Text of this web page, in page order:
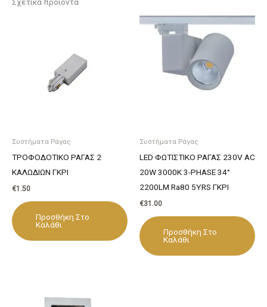
Συστήματα Ράγας
ΤΡΟΦΟΔΟΤΙΚΟ ΡΑΓΑΣ 2
ΚΑΛΩΔΙΩΝ ΓΚΡΙ
€1.50
Προσθήκη Στο
Καλάθι
Συστήματα Ράγας
LED ΦΩΤΙΣΤΙΚΟ ΡΑΓΑΣ 230V AC
20W 3000K 3-PHASE 34°
2200LM Ra80 5YRS ΓΚΡΙ
€31.00
Προσθήκη Στο
Καλάθι